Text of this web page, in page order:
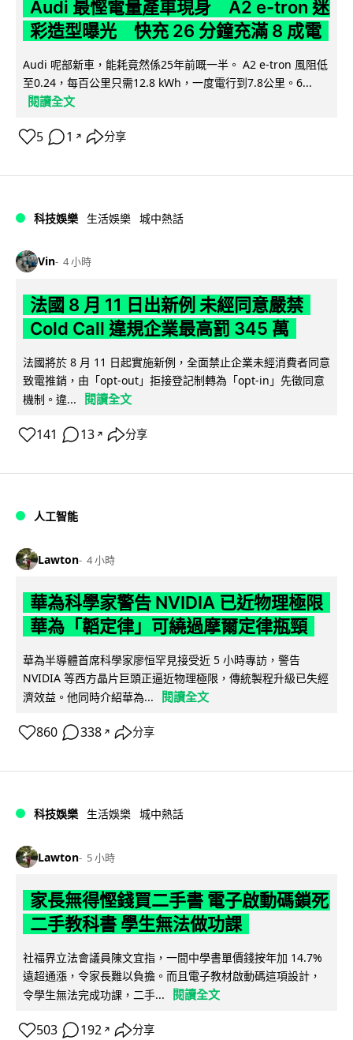
Audi 最慳電量產車現身 A2 e-tron 迷
彩造型曝光 快充 26 分鐘充滿 8 成電
Audi 呢部新車，能耗竟然係25年前嘅一半。 A2 e-tron 風阻低
至0.24，每百公里只需12.8 kWh，一度電行到7.8公里。6...
閱讀全文
5 1 ↗ 分享
科技娛樂 生活娛樂 城中熱話
Vin 4 小時
法國 8 月 11 日出新例 未經同意嚴禁
Cold Call 違規企業最高罰 345 萬
法國將於 8 月 11 日起實施新例，全面禁止企業未經消費者同意
致電推銷，由「opt-out」拒接登記制轉為「opt-in」先徵同意
機制。違...
閱讀全文
141 13 ↗ 分享
人工智能
Lawton 4 小時
華為科學家警告 NVIDIA 已近物理極限
華為「韜定律」可繞過摩爾定律瓶頸
華為半導體首席科學家廖恒罕見接受近 5 小時專訪，警告
NVIDIA 等西方晶片巨頭正逼近物理極限，傳統製程升級已失經
濟效益。他同時介紹華為...
閱讀全文
860 338 ↗ 分享
科技娛樂 生活娛樂 城中熱話
Lawton 5 小時
家長無得慳錢買二手書 電子啟動碼鎖死
二手教科書 學生無法做功課
社福界立法會議員陳文宜指，一間中學書單價錢按年加 14.7%
遠超通漲，令家長難以負擔。而且電子教材啟動碼這項設計，
令學生無法完成功課，二手...
閱讀全文
503 192 ↗ 分享